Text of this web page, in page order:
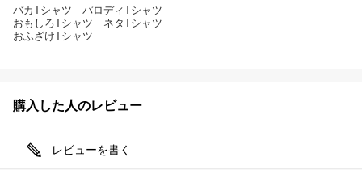
バカTシャツ パロディTシャツ
おもしろTシャツ ネタTシャツ
おふざけTシャツ
購入した人のレビュー
レビューを書く